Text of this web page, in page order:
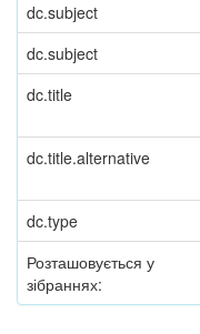
dc.subject
dc.subject
dc.title
dc.title.alternative
dc.type
Розташовується у
зібраннях: